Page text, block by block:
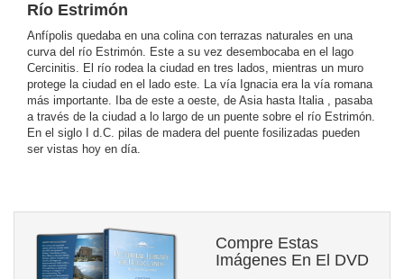
Río Estrimón
Anfípolis quedaba en una colina con terrazas naturales en una
curva del río Estrimón. Este a su vez desembocaba en el lago
Cercinitis. El río rodea la ciudad en tres lados, mientras un muro
protege la ciudad en el lado este. La vía Ignacia era la vía romana
más importante. Iba de este a oeste, de Asia hasta Italia , pasaba
a través de la ciudad a lo largo de un puente sobre el río Estrimón.
En el siglo I d.C. pilas de madera del puente fosilizadas pueden
ser vistas hoy en día.
Compre Estas
Imágenes En El DVD